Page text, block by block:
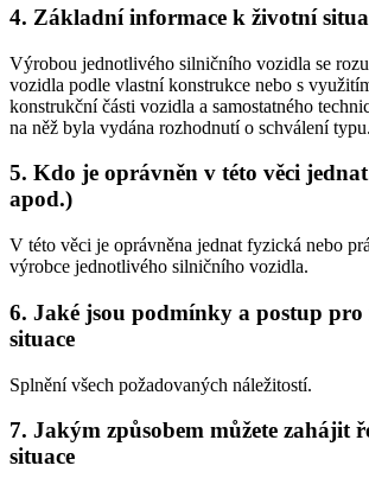
4. Základní informace k životní
Výrobou jednotlivého silničního vozidla se
vozidla podle vlastní konstrukce nebo s
konstrukční části vozidla a samostatného
na něž byla vydána rozhodnutí o schválení typu.
5. Kdo je oprávněn v této věci
apod.)
V této věci je oprávněna jednat fyzická nebo
výrobce jednotlivého silničního vozidla.
6. Jaké jsou podmínky a postup pro
situace
Splnění všech požadovaných náležitostí.
7. Jakým způsobem můžete zahájit
situace